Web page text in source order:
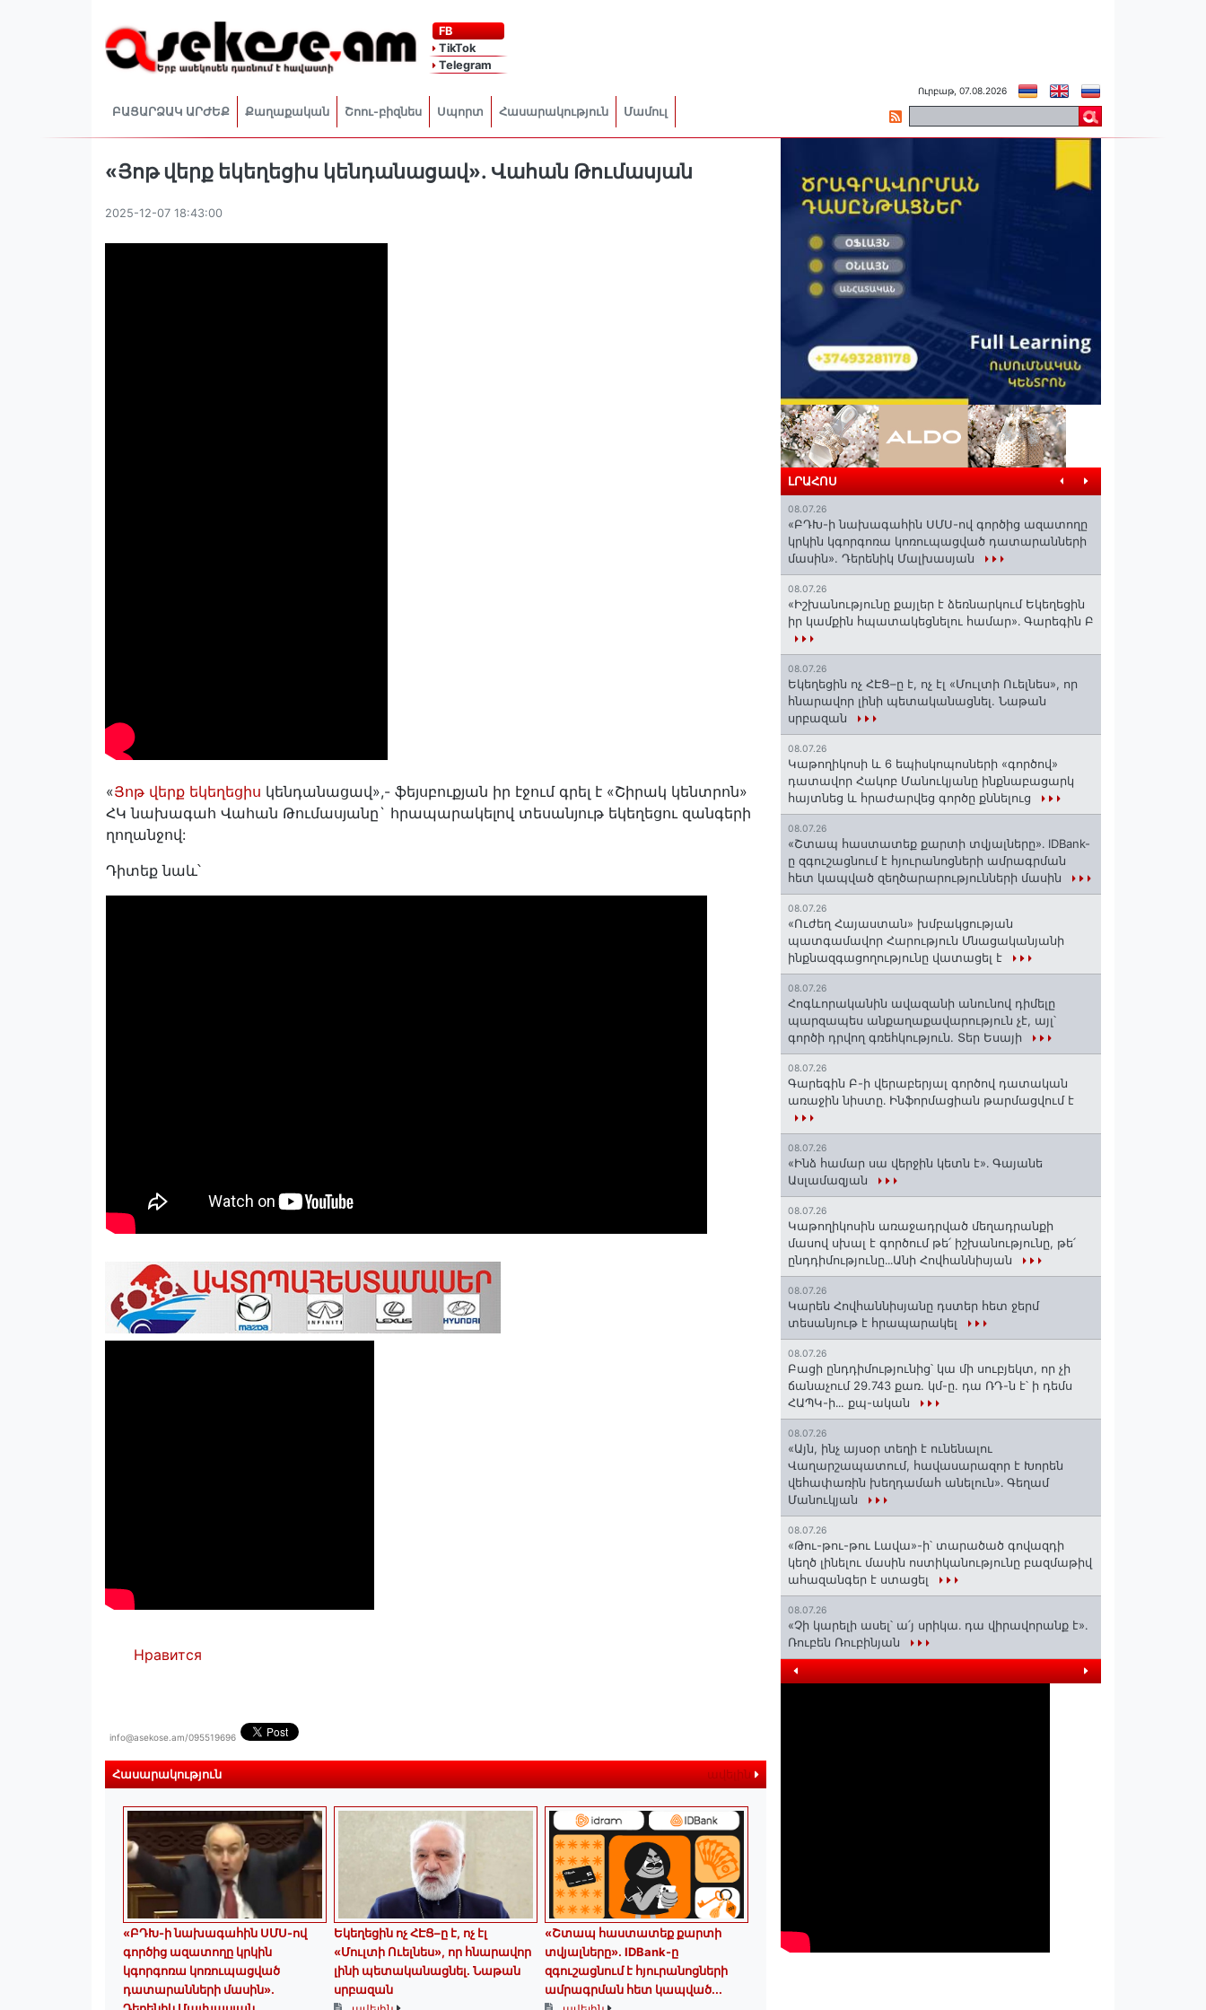
FB
TikTok
Telegram
ԲԱՑԱՐՁԱԿ ԱՐԺԵՔ Քաղաքական Շոու-բիզնես Սպորտ Հասարակություն Մամուլ
Ուրբաթ, 07.08.2026
«Յոթ վերք եկեղեցիս կենդանացավ». Վահան Թումասյան
2025-12-07 18:43:00
«Յոթ վերք եկեղեցիս կենդանացավ»,- ֆեյսբուքյան իր էջում գրել է «Շիրակ կենտրոն»
ՀԿ նախագահ Վահան Թումասյանը` հրապարակելով տեսանյութ եկեղեցու զանգերի
ղողանջով:
Դիտեք նաև՝
Нравится
info@asekose.am/095519696
Հասարակություն ավելին
«ԲԴԽ-ի նախագահին ՍՄՍ-ով
գործից ազատողը կրկին
կգորգոռա կոռուպացված
դատարանների մասին».
Եկեղեցին ոչ ՀԷՑ–ը է, ոչ էլ
«Մուլտի Ուելնես», որ հնարավոր
լինի պետականացնել. Նաթան
սրբազան
«Շտապ հաստատեք քարտի
տվյալները»․ IDBank-ը
զգուշացնում է հյուրանոցների
ամրագրման հետ կապված...
ԼՐԱՀՈՍ
08.07.26
«ԲԴԽ-ի նախագահին ՍՄՍ-ով գործից ազատողը
կրկին կգորգոռա կոռուպացված դատարանների
մասին». Դերենիկ Մալխասյան
08.07.26
«Իշխանությունը քայլեր է ձեռնարկում Եկեղեցին
իր կամքին հպատակեցնելու համար»․ Գարեգին Բ
08.07.26
Եկեղեցին ոչ ՀԷՑ–ը է, ոչ էլ «Մուլտի Ուելնես», որ
հնարավոր լինի պետականացնել. Նաթան
սրբազան
08.07.26
️Կաթողիկոսի և 6 եպիսկոպոսների «գործով»
դատավոր Հակոբ Մանուկյանը ինքնաբացարկ
հայտնեց և հրաժարվեց գործը քննելուց
08.07.26
«Շտապ հաստատեք քարտի տվյալները»․ IDBank-
ը զգուշացնում է հյուրանոցների ամրագրման
հետ կապված զեղծարարությունների մասին
08.07.26
«Ուժեղ Հայաստան» խմբակցության
պատգամավոր Հարություն Մնացականյանի
ինքնազգացողությունը վատացել է
08.07.26
Հոգևորականին ավազանի անունով դիմելը
պարզապես անքաղաքավարություն չէ, այլ՝
գործի դրվող գռեհկություն. Տեր Եսայի
08.07.26
Գարեգին Բ-ի վերաբերյալ գործով դատական
առաջին նիստը․ Ինֆորմացիան թարմացվում է
08.07.26
«Ինձ համար սա վերջին կետն է»․ Գայանե
Ասլամազյան
08.07.26
Կաթողիկոսին առաջադրված մեղադրանքի
մասով սխալ է գործում թե՛ իշխանությունը, թե՛
ընդդիմությունը․․․Անի Հովհաննիսյան
08.07.26
Կարեն Հովհաննիսյանը դստեր հետ ջերմ
տեսանյութ է հրապարակել
08.07.26
Բացի ընդդիմությունից՝ կա մի սուբյեկտ, որ չի
ճանաչում 29.743 քառ. կմ-ը. դա ՌԴ-ն է՝ ի դեմս
ՀԱՊԿ-ի․․. քպ-ական
08.07.26
«Այն, ինչ այսօր տեղի է ունենալու
Վաղարշապատում, հավասարազոր է Խորեն
վեհափառին խեղդամահ անելուն»․ Գեղամ
Մանուկյան
08.07.26
«Թու-թու-թու Լավա»-ի՝ տարածած գովազդի
կեղծ լինելու մասին ոստիկանությունը բազմաթիվ
ահազանգեր է ստացել
08.07.26
«Չի կարելի ասել՝ ա՛յ սրիկա․ դա վիրավորանք է»․
Ռուբեն Ռուբինյան